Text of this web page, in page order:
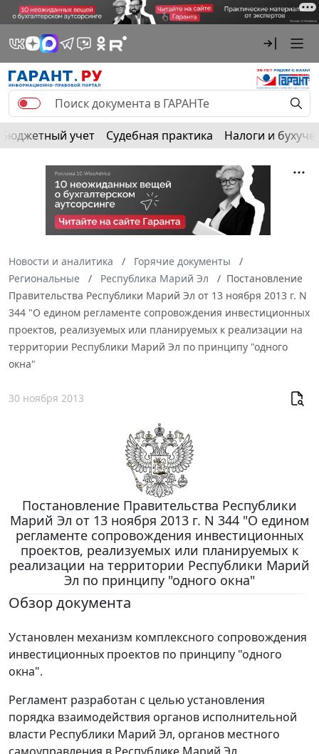
Бюджетный учет Судебная практика Налоги и
Новости и аналитика
Горячие документы
Региональные
Республика Марий Эл
Постановление
Правительства Республики Марий Эл от 13 ноября 2013 г. N
344 "О едином регламенте сопровождения инвестиционных
проектов, реализуемых или планируемых к реализации на
территории Республики Марий Эл по принципу "одного
окна"
30 ноября 2013
Постановление Правительства Республики
Марий Эл от 13 ноября 2013 г. N 344 "О едином
регламенте сопровождения инвестиционных
проектов, реализуемых или планируемых к
реализации на территории Республики Марий
Эл по принципу "одного окна"
Обзор документа
Установлен механизм комплексного сопровождения
инвестиционных проектов по принципу "одного
окна".
Регламент разработан с целью установления
порядка взаимодействия органов исполнительной
власти Республики Марий Эл, органов местного